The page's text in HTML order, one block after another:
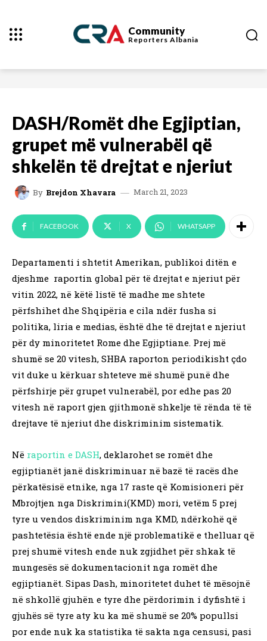
Community
Reporters Albania
DASH/Romët dhe Egjiptian,
grupet më vulnerabël që
shkelën të drejtat e njeriut
By Brejdon Xhavara March 21, 2023
FACEBOOK X WHATSAPP
Departamenti i shtetit Amerikan, publikoi ditën e
djeshme raportin global për të drejtat e njeriut për
vitin 2022, në këtë listë të madhe me shtete
përfshihet dhe Shqipëria e cila ndër fusha si
politika, liria e medias, është dhe të drejtat e njeriut
për dy minoritetet Rome dhe Egjiptiane. Prej më
shumë se 20 vitesh, SHBA raporton periodikisht çdo
vit duke u kërkuar shteteve më shumë punë dhe
përfshirje për grupet vulnerabël, por edhe pas 20
vitesh në raport gjen gjithmonë shkelje të rënda të të
drejtave të njeriut dhe diskriminim sistematik.
Në raportin e DASH, deklarohet se romët dhe
egjiptianët janë diskriminuar në bazë të racës dhe
përkatësisë etnike, nga 17 raste që Komisioneri për
Mbrojtjen nga Diskrimini(KMD) mori, vetëm 5 prej
tyre u vendos diskriminim nga KMD, ndërkohë që
pashtetësia është ende një problematikë e thelluar që
prej shumë vitesh ende nuk zgjidhet për shkak të
mungesës së dokumentacionit nga romët dhe
egjiptianët. Sipas Dash, minoritetet duhet të mësojnë
në shkollë gjuhën e tyre dhe përdorimin i dyfishtë i
gjuhës së tyre aty ku ka më shumë se 20% popullsi
por ende nuk ka statistika të sakta nga censusi, pasi